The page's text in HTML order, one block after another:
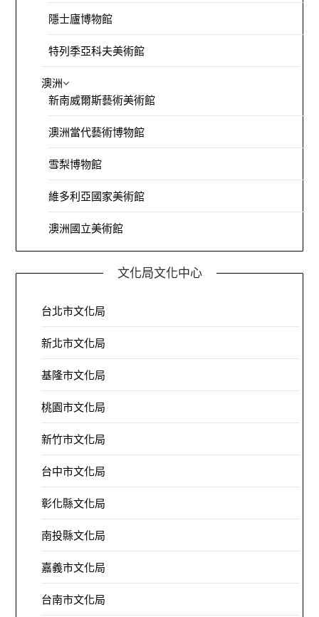
隱士廬博物館
特列季亞科夫美術館
澳洲
新南威爾斯藝術美術館
澳洲當代藝術博物館
雪梨博物館
維多利亞國家美術館
澳洲國立美術館
文化局文化中心
台北市文化局
新北市文化局
基隆市文化局
桃園市文化局
新竹市文化局
台中市文化局
彰化縣文化局
南投縣文化局
嘉義市文化局
台南市文化局